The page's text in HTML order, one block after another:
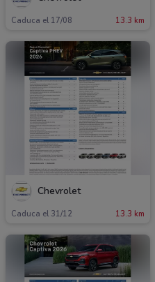
Caduca el 17/08 13.3 km
Chevrolet
Caduca el 31/12 13.3 km